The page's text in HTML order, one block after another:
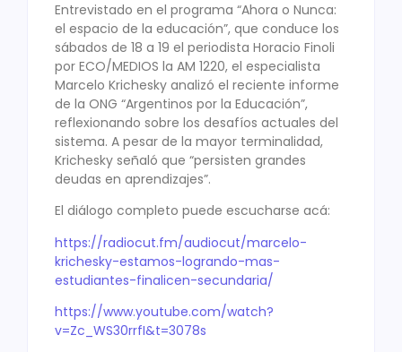
Entrevistado en el programa “Ahora o Nunca:
el espacio de la educación”, que conduce los
sábados de 18 a 19 el periodista Horacio Finoli
por ECO/MEDIOS la AM 1220, el especialista
Marcelo Krichesky analizó el reciente informe
de la ONG “Argentinos por la Educación”,
reflexionando sobre los desafíos actuales del
sistema. A pesar de la mayor terminalidad,
Krichesky señaló que “persisten grandes
deudas en aprendizajes”.
El diálogo completo puede escucharse acá:
https://radiocut.fm/audiocut/marcelo-
krichesky-estamos-logrando-mas-
estudiantes-finalicen-secundaria/
https://www.youtube.com/watch?
v=Zc_WS30rrfI&t=3078s